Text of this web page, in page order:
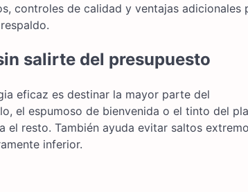
controles de calidad y ventajas adicionales
salirte del presupuesto
eficaz es destinar la mayor parte del
el espumoso de bienvenida o el tinto del
resto. También ayuda evitar saltos
inferior.